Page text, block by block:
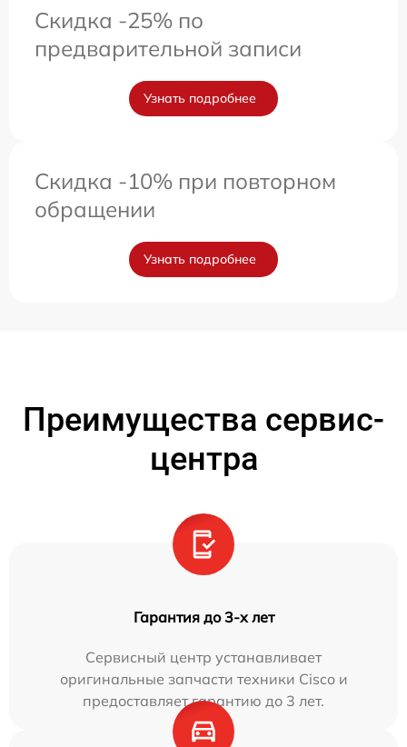
Скидка -25% по
предварительной записи
Узнать подробнее
Скидка -10% при повторном
обращении
Узнать подробнее
Преимущества сервис-
центра
Гарантия до 3-х лет
Сервисный центр устанавливает
оригинальные запчасти техники Cisco и
предоставляет гарантию до 3 лет.